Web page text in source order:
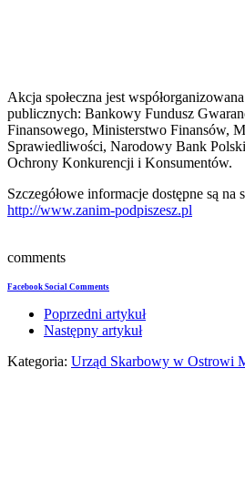
Akcja społeczna jest
publicznych: Bankowy Fundusz
Finansowego, Ministerstwo Finansów,
Sprawiedliwości, Narodowy Bank
Ochrony Konkurencji i Konsumentów.
Szczegółowe informacje dostępne są na
http://www.zanim-podpiszesz.pl
comments
Facebook Social Comments
Poprzedni artykuł
Następny artykuł
Kategoria: Urząd Skarbowy w Ostrowi